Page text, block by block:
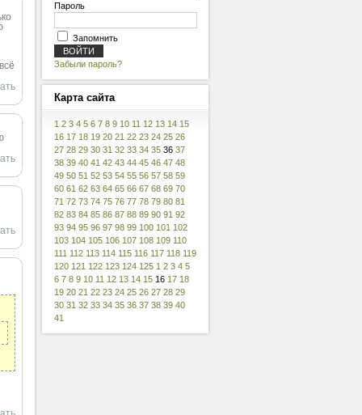
Пароль
Запомнить
Забыли пароль?
Картасайта
1 2 3 4 5 6 7 8 9 10 11 12 13 14 15
16 17 18 19 20 21 22 23 24 25 26
27 28 29 30 31 32 33 34 35 36 37
38 39 40 41 42 43 44 45 46 47 48
49 50 51 52 53 54 55 56 57 58 59
60 61 62 63 64 65 66 67 68 69 70
71 72 73 74 75 76 77 78 79 80 81
82 83 84 85 86 87 88 89 90 91 92
93 94 95 96 97 98 99 100 101 102
103 104 105 106 107 108 109 110
111 112 113 114 115 116 117 118 119
120 121 122 123 124 125 1 2 3 4 5
6 7 8 9 10 11 12 13 14 15 16 17 18
19 20 21 22 23 24 25 26 27 28 29
30 31 32 33 34 35 36 37 38 39 40
41